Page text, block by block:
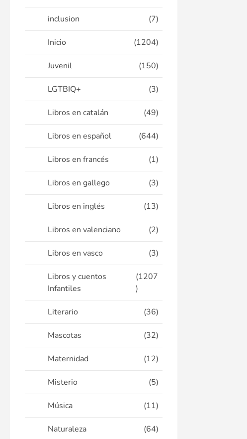
inclusion (7)
Inicio (1204)
Juvenil (150)
LGTBIQ+ (3)
Libros en catalán (49)
Libros en español (644)
Libros en francés (1)
Libros en gallego (3)
Libros en inglés (13)
Libros en valenciano (2)
Libros en vasco (3)
Libros y cuentos
Infantiles
(1207
)
Literario (36)
Mascotas (32)
Maternidad (12)
Misterio (5)
Música (11)
Naturaleza (64)